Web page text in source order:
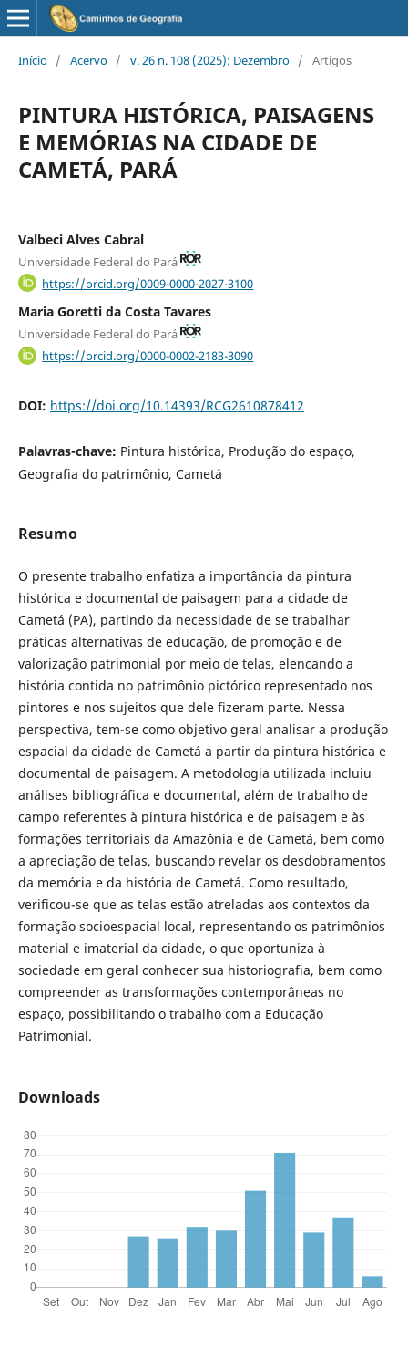
Início / Acervo / v. 26 n. 108 (2025): Dezembro / Artigos
PINTURA HISTÓRICA, PAISAGENS
E MEMÓRIAS NA CIDADE DE
CAMETÁ, PARÁ
Valbeci Alves Cabral
Universidade Federal do Pará
https://orcid.org/0009-0000-2027-3100
Maria Goretti da Costa Tavares
Universidade Federal do Pará
https://orcid.org/0000-0002-2183-3090
DOI: https://doi.org/10.14393/RCG2610878412
Palavras-chave: Pintura histórica, Produção do espaço,
Geografia do patrimônio, Cametá
Resumo
O presente trabalho enfatiza a importância da pintura
histórica e documental de paisagem para a cidade de
Cametá (PA), partindo da necessidade de se trabalhar
práticas alternativas de educação, de promoção e de
valorização patrimonial por meio de telas, elencando a
história contida no patrimônio pictórico representado nos
pintores e nos sujeitos que dele fizeram parte. Nessa
perspectiva, tem-se como objetivo geral analisar a produção
espacial da cidade de Cametá a partir da pintura histórica e
documental de paisagem. A metodologia utilizada incluiu
análises bibliográfica e documental, além de trabalho de
campo referentes à pintura histórica e de paisagem e às
formações territoriais da Amazônia e de Cametá, bem como
a apreciação de telas, buscando revelar os desdobramentos
da memória e da história de Cametá. Como resultado,
verificou-se que as telas estão atreladas aos contextos da
formação socioespacial local, representando os patrimônios
material e imaterial da cidade, o que oportuniza à
sociedade em geral conhecer sua historiografia, bem como
compreender as transformações contemporâneas no
espaço, possibilitando o trabalho com a Educação
Patrimonial.
Downloads